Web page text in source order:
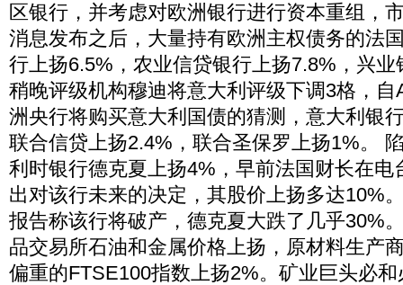
区银行，并考虑对欧洲银行进行资本重组，
消息发布之后，大量持有欧洲主权债务的法
行上扬6.5%，农业信贷银行上扬7.8%，兴
稍晚评级机构穆迪将意大利评级下调3格，
洲央行将购买意大利国债的猜测，意大利银
联合信贷上扬2.4%，联合圣保罗上扬1%。
利时银行德克夏上扬4%，早前法国财长在电
出对该行未来的决定，其股价上扬多达10%
报告称该行将破产，德克夏大跌了几乎30%
品交易所石油和金属价格上扬，原材料生产
偏重的FTSE100指数上扬2%。矿业巨头必